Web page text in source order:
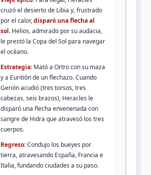
cruzó el desierto de Libia y, frustrado
por el calor,disparó una flecha al
sol. Helios, admirado por su audacia,
le prestó la Copa del Sol para navegar
el océano.
Estrategia: Mató a Ortro con su maza
y a Euritión de un flechazo. Cuando
Gerión acudió (tres torsos, tres
cabezas, seis brazos), Heracles le
disparó una flecha envenenada con
sangre de Hidra que atravesó los tres
cuerpos.
Regreso:Condujo los bueyes por
tierra, atravesando España, Francia e
Italia, fundando ciudades a su paso.